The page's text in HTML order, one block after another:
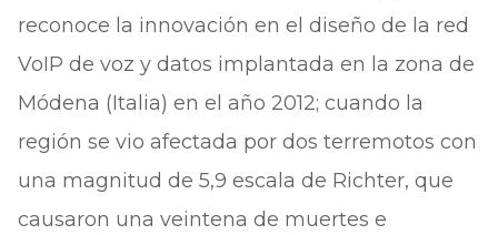
reconoce la innovación en el diseño de la red
VoIP de voz y datos implantada en la zona de
Módena (Italia) en el año 2012; cuando la
región se vio afectada por dos terremotos con
una magnitud de 5,9 escala de Richter, que
causaron una veintena de muertes e